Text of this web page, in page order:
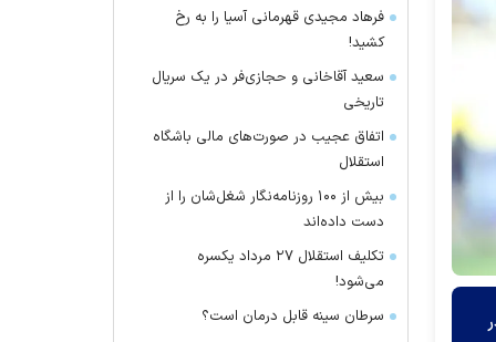
فرهاد مجیدی قهرمانی آسیا را به رخ
کشید!
سعید آقاخانی و حجازی‌فر در یک سریال
تاریخی
اتفاق عجیب در صورت‌های مالی باشگاه
استقلال
بیش از ۱۰۰ روزنامه‌نگار شغل‌شان را از
دست داده‌اند
تکلیف استقلال ۲۷ مرداد یکسره
می‌شود!
سرطان سینه قابل درمان است؟